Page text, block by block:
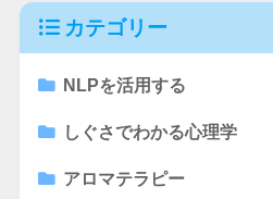
カテゴリー
NLPを活用する
しぐさでわかる心理学
アロマテラピー